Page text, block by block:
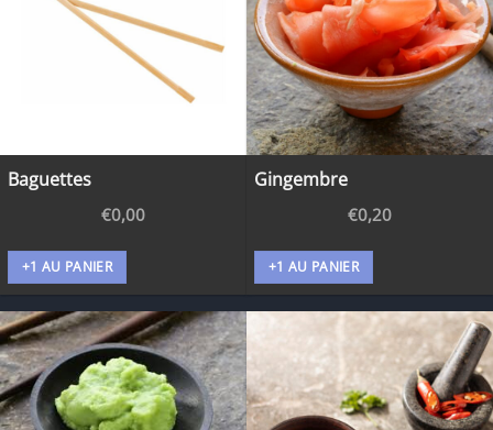
Baguettes
€0,00
+1 AU PANIER
Gingembre
€0,20
+1 AU PANIER